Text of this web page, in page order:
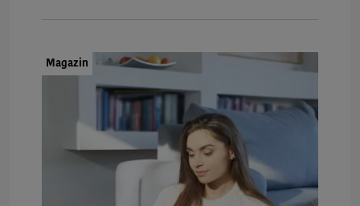
Dokumenttyp:
Magazin